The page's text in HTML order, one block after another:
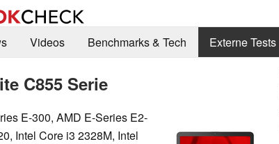
Videos Benchmarks & Tech Externe Tests
C855 Serie
E-300, AMD E-Series E2-
Intel Core i3 2328M, Intel